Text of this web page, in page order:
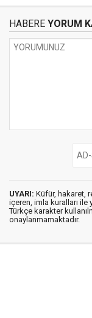
HABERE YORUM
UYARI: Küfür, hakaret,
içeren, imla kuralları ile
Türkçe karakter
onaylanmamaktadır.